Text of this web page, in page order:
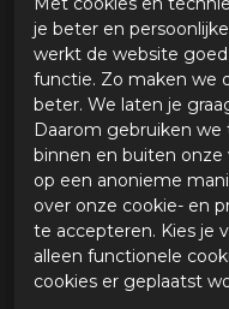
prestaties.
2L waterdicht
Uitneembare
mouwen).
Afneembare
Onderarm
luchtstroom.
Alpinestars Level 1
elleboog
Voorbereid voor
Nucleon
rugprotectie
Het Zaca Jacket is
je beter en
werkt de website
functie. Zo maken we
beter. We laten je
Daarom gebruiken
binnen en buiten
op een anonieme
over onze cookie- en
te accepteren. Kies je
alleen functionele
cookies er geplaatst